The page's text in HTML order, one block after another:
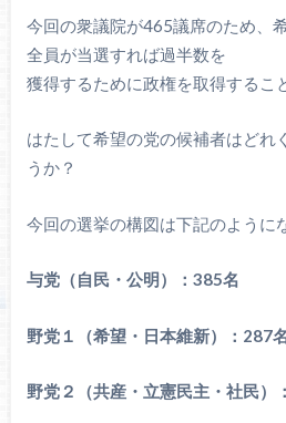
今回の衆議院が465議席のため、
全員が当選すれば過半数を
獲得するために政権を取得するこ
はたして希望の党の候補者はどれ
うか？
今回の選挙の構図は下記のように
与党（自民・公明）：385名
野党１（希望・日本維新）：287
野党２（共産・立憲民主・社民）